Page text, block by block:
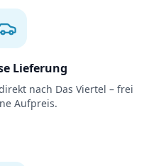
Lieferung
nach Das Viertel – frei
Aufpreis.